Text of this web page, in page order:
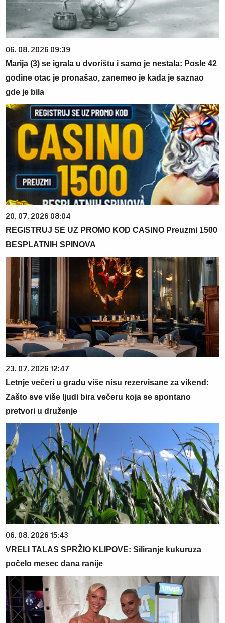
06. 08. 2026 09:39
Marija (3) se igrala u dvorištu i samo je nestala: Posle 42
godine otac je pronašao, zanemeo je kada je saznao
gde je bila
20. 07. 2026 08:04
REGISTRUJ SE UZ PROMO KOD CASINO Preuzmi 1500
BESPLATNIH SPINOVA
23. 07. 2026 12:47
Letnje večeri u gradu više nisu rezervisane za vikend:
Zašto sve više ljudi bira večeru koja se spontano
pretvori u druženje
06. 08. 2026 15:43
VRELI TALAS SPRŽIO KLIPOVE: Siliranje kukuruza
počelo mesec dana ranije